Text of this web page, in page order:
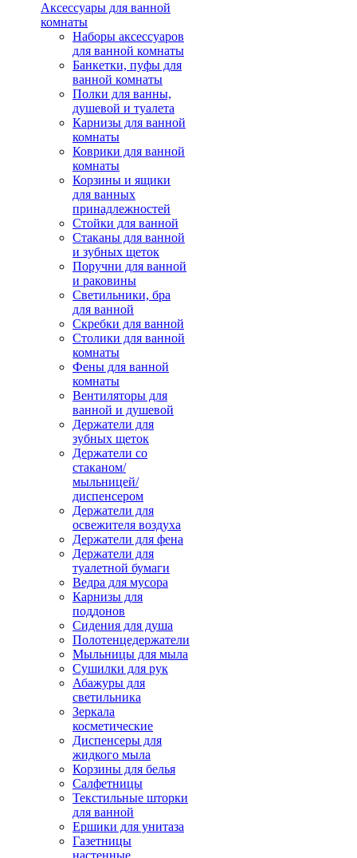
Аксессуары для ванной
комнаты
Наборы аксессуаров
для ванной комнаты
Банкетки, пуфы для
ванной комнаты
Полки для ванны,
душевой и туалета
Карнизы для ванной
комнаты
Коврики для ванной
комнаты
Корзины и ящики
для ванных
принадлежностей
Стойки для ванной
Стаканы для ванной
и зубных щеток
Поручни для ванной
и раковины
Светильники, бра
для ванной
Скребки для ванной
Столики для ванной
комнаты
Фены для ванной
комнаты
Вентиляторы для
ванной и душевой
Держатели для
зубных щеток
Держатели со
стаканом/
мыльницей/
диспенсером
Держатели для
освежителя воздуха
Держатели для фена
Держатели для
туалетной бумаги
Ведра для мусора
Карнизы для
поддонов
Сидения для душа
Полотенцедержатели
Мыльницы для мыла
Сушилки для рук
Абажуры для
светильника
Зеркала
косметические
Диспенсеры для
жидкого мыла
Корзины для белья
Салфетницы
Текстильные шторки
для ванной
Ершики для унитаза
Газетницы
настенные